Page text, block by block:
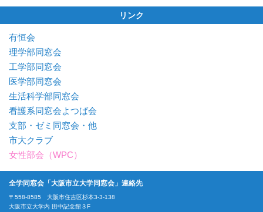
リンク
有恒会
理学部同窓会
工学部同窓会
医学部同窓会
生活科学部同窓会
看護系同窓会よつば会
支部・ゼミ同窓会・他
市大クラブ
女性部会（WPC）
全学同窓会「大阪市立大学同窓会」連絡先
〒558-8585 大阪市住吉区杉本3-3-138
大阪市立大学内 田中記念館３F